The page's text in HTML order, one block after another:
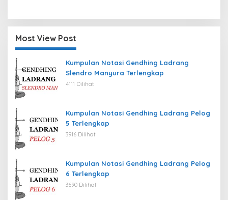
Most View Post
Kumpulan Notasi Gendhing Ladrang
Slendro Manyura Terlengkap
4111 Dilihat
Kumpulan Notasi Gendhing Ladrang Pelog
5 Terlengkap
3916 Dilihat
Kumpulan Notasi Gendhing Ladrang Pelog
6 Terlengkap
3690 Dilihat